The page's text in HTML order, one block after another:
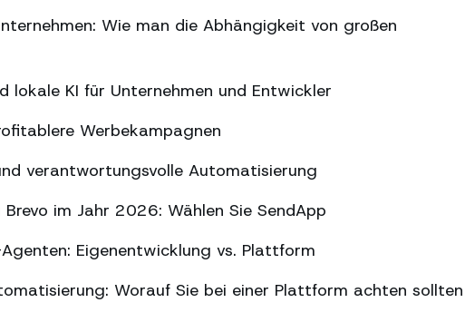
Wie man die Abhängigkeit von großen
lokale KI für Unternehmen und Entwickler
Werbekampagnen
verantwortungsvolle Automatisierung
im Jahr 2026: Wählen Sie SendApp
Eigenentwicklung vs. Plattform
Worauf Sie bei einer Plattform achten sollten